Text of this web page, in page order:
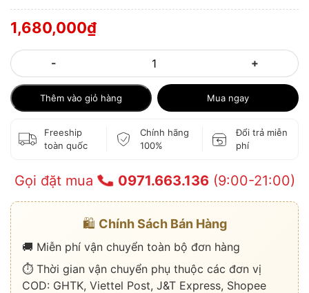
1,680,000₫
- +
Thêm vào giỏ hàng Mua ngay
Freeship
toàn quốc
Chính hãng
100%
Đổi trả miễn
phí
Gọi đặt mua 0971.663.136(9:00-21:00)
🛍️ Chính Sách Bán Hàng
🚚 Miễn phí vận chuyển toàn bộ đơn hàng
⏱️ Thời gian vận chuyển phụ thuộc các đơn vị
COD: GHTK, Viettel Post, J&T Express, Shopee